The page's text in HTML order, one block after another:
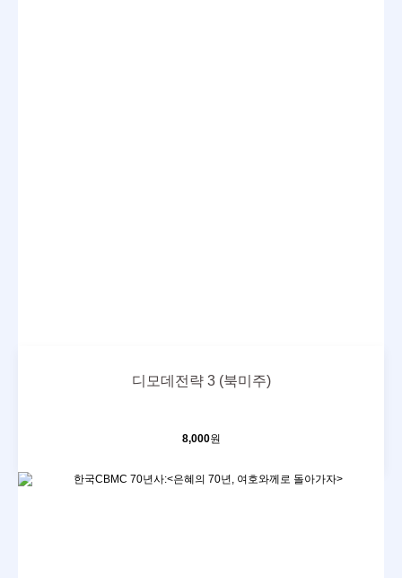
디모데전략 3 (북미주)
8,000원